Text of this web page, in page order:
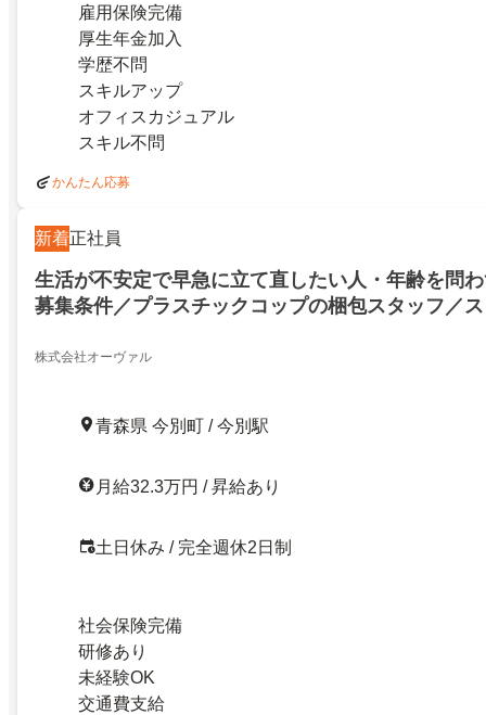
雇用保険完備
厚生年金加入
学歴不問
スキルアップ
オフィスカジュアル
スキル不問
かんたん応募
新着正社員
生活が不安定で早急に立て直したい人・年齢を問
募集条件／プラスチックコップの梱包スタッフ／
株式会社オーヴァル
青森県 今別町 / 今別駅
月給32.3万円 / 昇給あり
土日休み / 完全週休2日制
社会保険完備
研修あり
未経験OK
交通費支給